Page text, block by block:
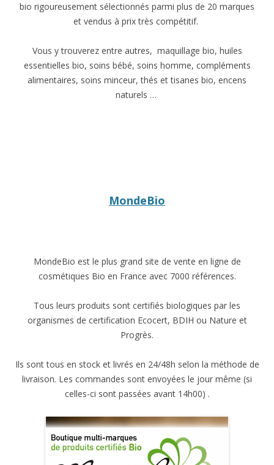
bio rigoureusement sélectionnés parmi plus de 20 marques
et vendus à prix très compétitif.
Vous y trouverez entre autres, maquillage bio, huiles
essentielles bio, soins bébé, soins homme, compléments
alimentaires, soins minceur, thés et tisanes bio, encens
naturels …
MondeBio
MondeBio est le plus grand site de vente en ligne de
cosmétiques Bio en France avec 7000 références.
Tous leurs produits sont certifiés biologiques par les
organismes de certification Ecocert, BDIH ou Nature et
Progrès.
Ils sont tous en stock et livrés en 24/48h selon la méthode de
livraison. Les commandes sont envoyées le jour même (si
celles-ci sont passées avant 14h00) .